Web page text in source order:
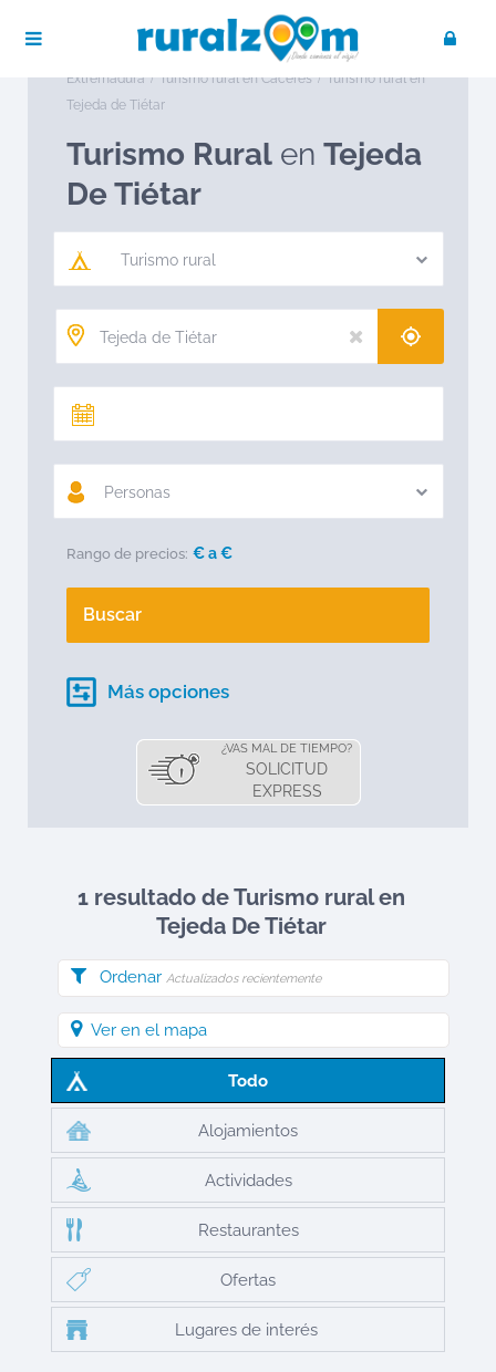
Turismo rural en España
Turismo rural en
Extremadura
Turismo rural en Cáceres
Turismo rural en
Tejeda de Tiétar
Turismo Rural en Tejeda
De Tiétar
Turismo rural
Personas
Rango de precios: € a€
Buscar
Más opciones
¿VAS MAL DE TIEMPO?
SOLICITUD
EXPRESS
1 resultado de Turismo rural en
Tejeda De Tiétar
Ordenar Actualizados recientemente
Ver en el mapa
Todo
Alojamientos
Actividades
Restaurantes
Ofertas
Lugares de interés